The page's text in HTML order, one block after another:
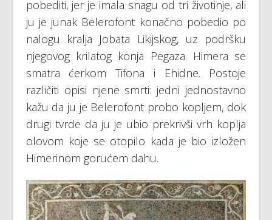
pobediti, jer je imala snagu od tri životinje, ali
ju je junak Belerofont konačno pobedio po
nalogu kralja Jobata Likijskog, uz podršku
njegovog krilatog konja Pegaza. Himera se
smatra ćerkom Tifona i Ehidne. Postoje
različiti opisi njene smrti: jedni jednostavno
kažu da ju je Belerofont probo kopljem, dok
drugi tvrde da ju je ubio prekrivši vrh koplja
olovom koje se otopilo kada je bio izložen
Himerinom gorućem dahu.